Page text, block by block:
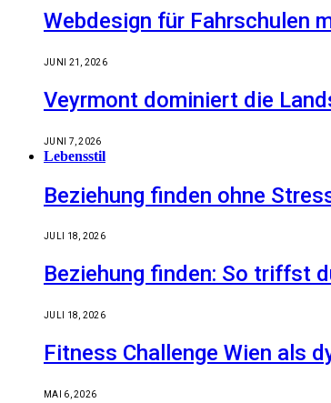
Webdesign für Fahrschulen
JUNI 21, 2026
Veyrmont dominiert die
JUNI 7, 2026
Lebensstil
Beziehung finden ohne
JULI 18, 2026
Beziehung finden: So triffst
JULI 18, 2026
Fitness Challenge Wien als
MAI 6, 2026